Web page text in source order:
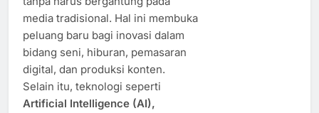
media tradisional. Hal ini membuka
peluang baru bagi inovasi dalam
bidang seni, hiburan, pemasaran
digital, dan produksi konten.
Selain itu, teknologi seperti
Artificial Intelligence (AI),